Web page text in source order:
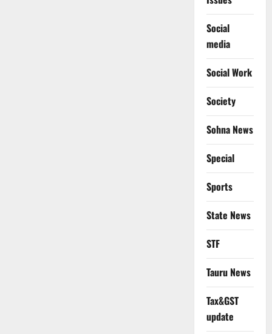
Social
media
Social Work
Society
Sohna News
Special
Sports
State News
STF
Tauru News
Tax&GST
update